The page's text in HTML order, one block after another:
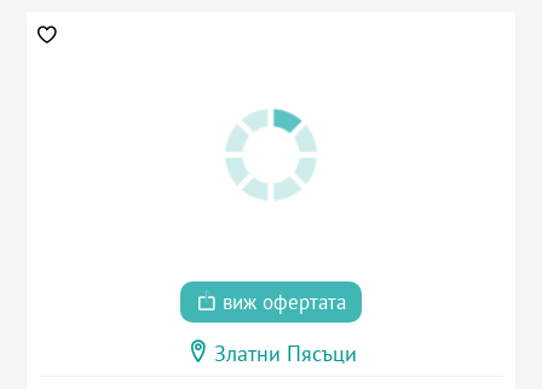
виж офертата
Златни Пясъци